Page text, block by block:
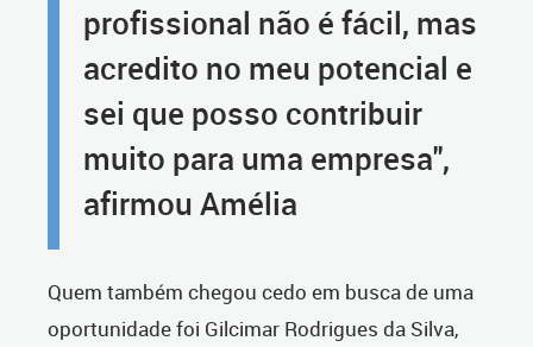
profissional não é fácil, mas
acredito no meu potencial e
sei que posso contribuir
muito para uma empresa",
afirmou Amélia
Quem também chegou cedo em busca de uma
oportunidade foi Gilcimar Rodrigues da Silva,